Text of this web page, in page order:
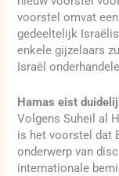
voorstel omvat
gedeeltelijk
enkele gijzelaars
Israël
Hamas eist
Volgens Suheil al
is het voorstel dat
onderwerp van
internationale